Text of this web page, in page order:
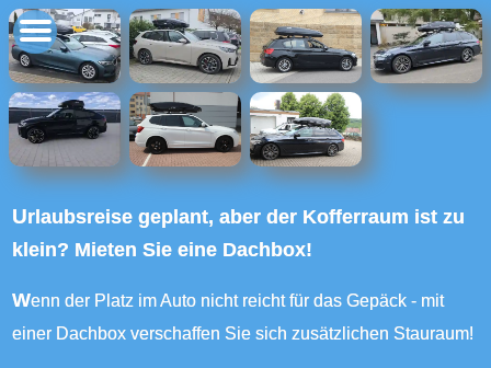
Urlaubsreise geplant, aber der Kofferraum ist zu
klein? Mieten Sie eine Dachbox!
Wenn der Platz im Auto nicht reicht für das Gepäck - mit
einer Dachbox verschaffen Sie sich zusätzlichen Stauraum!